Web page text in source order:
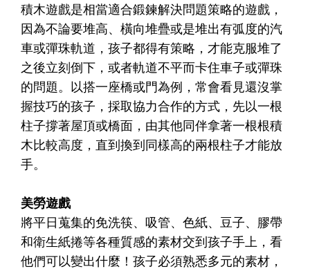
積木遊戲是相當適合鍛鍊解決問題策略的遊戲，
因為不論要堆高、橫向堆疊或是堆出有弧度的汽
車或彈珠軌道，孩子都得有策略，才能克服堆了
之後立刻倒下，或者軌道不平而卡住車子或彈珠
的問題。以搭一座橋或門為例，常會看見還沒掌
握技巧的孩子，採取協力合作的方式，先以一根
柱子撐著屋頂或橋面，由其他同伴拿著一根根積
木比較高度，直到換到同樣高的兩根柱子才能放
手。
美勞遊戲
將平日蒐集的免洗筷、吸管、色紙、豆子、膠帶
和衛生紙捲等各種質感的素材交到孩子手上，看
他們可以變出什麼！孩子必須熟悉多元的素材，